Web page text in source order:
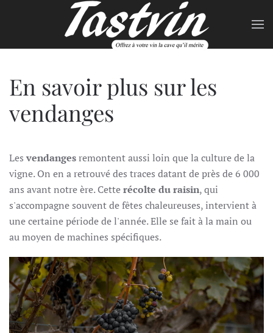
Skip to main content
En savoir plus sur les
vendanges
Les vendangesremontent aussi loin que la culture de la
vigne. On en a retrouvé des traces datant de près de 6 000
ans avant notre ère. Cetterécolte du raisin, qui
s'accompagne souvent de fêtes chaleureuses, intervient à
une certaine période de l'année. Elle se fait à la main ou
au moyen de machines spécifiques.